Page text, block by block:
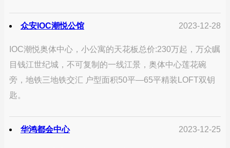
众安IOC潮悦公馆 2023-12-28
IOC潮悦奥体中心，小公寓的天花板总价:230万起，万众瞩
目钱江世纪城，不可复制的一线江景，奥体中心莲花碗
旁，地铁三地铁交汇 户型面积50平—65平精装LOFT双钥
匙。
华鸿都会中心 2023-12-25